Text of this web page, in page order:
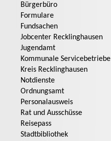
Bürgerbüro
Formulare
Fundsachen
Jobcenter Recklinghausen
Jugendamt
Kommunale Servicebetriebe
Kreis Recklinghausen
Notdienste
Ordnungsamt
Personalausweis
Rat und Ausschüsse
Reisepass
Stadtbibliothek